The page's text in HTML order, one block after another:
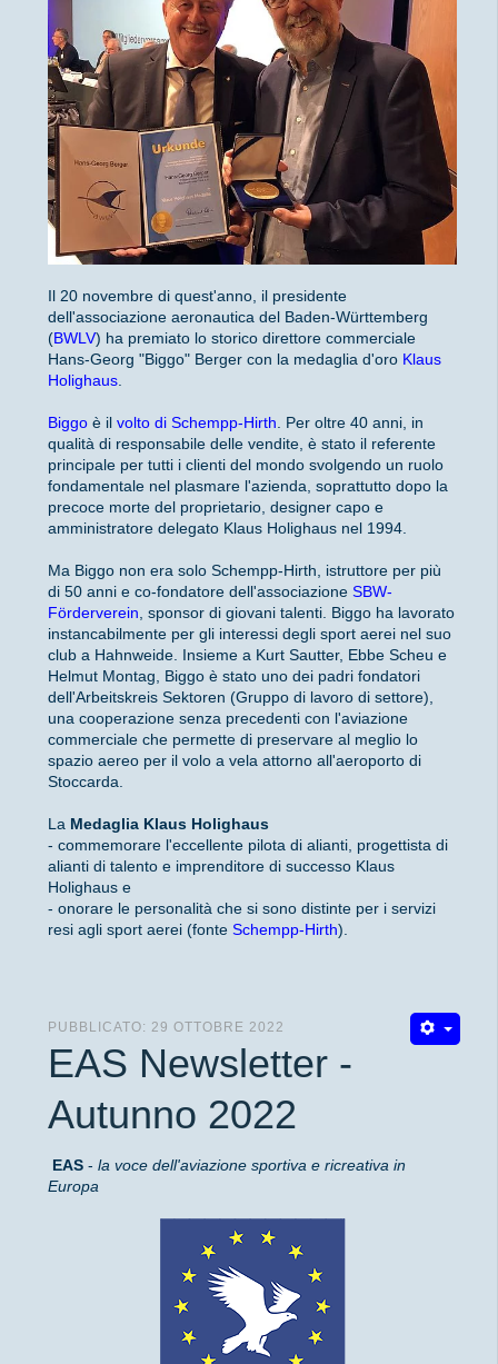
Il 20 novembre di quest'anno, il presidente
dell'associazione aeronautica del Baden-Württemberg
(BWLV) ha premiato lo storico direttore commerciale
Hans-Georg "Biggo" Berger con la medaglia d'oro Klaus
Holighaus
Biggo è il volto di Schempp-Hirth . Per oltre 40 anni, in
qualità di responsabile delle vendite, è stato il referente
principale per tutti i clienti del mondo svolgendo un ruolo
fondamentale nel plasmare l'azienda, soprattutto dopo la
precoce morte del proprietario, designer capo e
amministratore delegato Klaus Holighaus nel 1994.
Ma Biggo non era solo Schempp-Hirth, istruttore per più
di 50 anni e co-fondatore dell'associazione SBW-
Förderverein , sponsor di giovani talenti. Biggo ha lavorato
instancabilmente per gli interessi degli sport aerei nel suo
club a Hahnweide. Insieme a Kurt Sautter, Ebbe Scheu e
Helmut Montag, Biggo è stato uno dei padri fondatori
dell'Arbeitskreis Sektoren (Gruppo di lavoro di settore),
una cooperazione senza precedenti con l'aviazione
commerciale che permette di preservare al meglio lo
spazio aereo per il volo a vela attorno all'aeroporto di
Stoccarda.
La Medaglia Klaus Holighaus
- commemorare l'eccellente pilota di alianti, progettista di
alianti di talento e imprenditore di successo Klaus
Holighaus e
- onorare le personalità che si sono distinte per i servizi
resi agli sport aerei (fonte Schempp-Hirth).
PUBBLICATO: 29 OTTOBRE 2022
EAS Newsletter -
Autunno 2022
EAS - la voce dell'aviazione sportiva e ricreativa in
Europa